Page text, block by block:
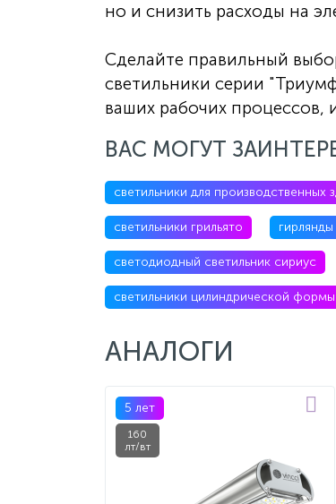
но и снизить расходы на
Сделайте правильный
светильники серии
ваших рабочих процессов,
ВАС МОГУТ
светильники для производственных
светильники грильято
светодиодный светильник сириус
светильники цилиндрической формы
АНАЛОГИ
5 лет
160
лт/вт